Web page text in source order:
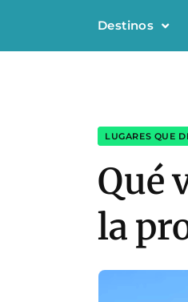
Destinos
LUGARES QUE
Qué
la